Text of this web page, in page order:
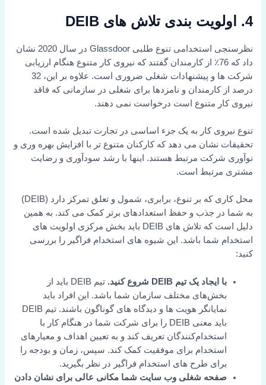
4. اولویت بندی تلاش های DEIB
نظرسنجی استخدامی تنوع طلبی Glassdoor در سال 2020 نشان
داد که 76٪ از کارمندان گفتند که نیروی کار متنوع هنگام ارزیابی
شرکت ها و پیشنهادات شغلی ضروری است. علاوه بر این، 32
درصد از کارمندان و نامزدها برای شغلی در سازمانی که فاقد
نیروی کار متنوع است درخواست نمی دهند.
تنوع نیروی کار به یک جزء اساسی در تجارت تبدیل شده است.
تحقیقات نشان می دهد که کارکنان متنوع تر با افزایش بهره وری و
نوآوری شرکت مرتبط هستند. اینها با رشد سودآوری و رضایت
مشتری مرتبط است.
محل کاری که بر تنوع، برابری، شمول و تعلق تمرکز دارد (DEIB)
به شما در جذب و حفظ استعدادهای برتر کمک می کند. به همین
دلیل است که تلاش های DEIB باید بخش مرکزی اولویت های
استخدام شما باشد. این شیوه های استخدام فراگیر را بررسی
کنید:
با ایجاد یک تیم DEIB شروع کنید.
تیم DEIB باید از
بخش‌های مختلف سازمان شما باشد. این افراد باید
نمایانگر هویت ها و دیدگاه های گوناگون باشند. تیم DEIB
باید معنی DEIB را برای شرکت شما در هنگام کار با
استخدام‌کنندگان تعریف کند و به تعیین اهداف و معیارهای
استخدام برای موفقیت کمک کند. سپس، زمان و بودجه را
برای طرح های استخدام فراگیر در نظر بگیرید.
صفحه شغلی وب سایت شما مکانی عالی برای نشان دادن